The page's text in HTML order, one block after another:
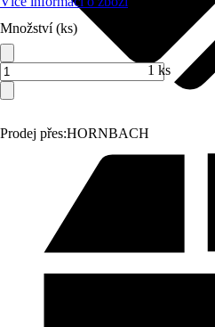
Prodej přes:HORNBACH
Množství (ks)
1 ks